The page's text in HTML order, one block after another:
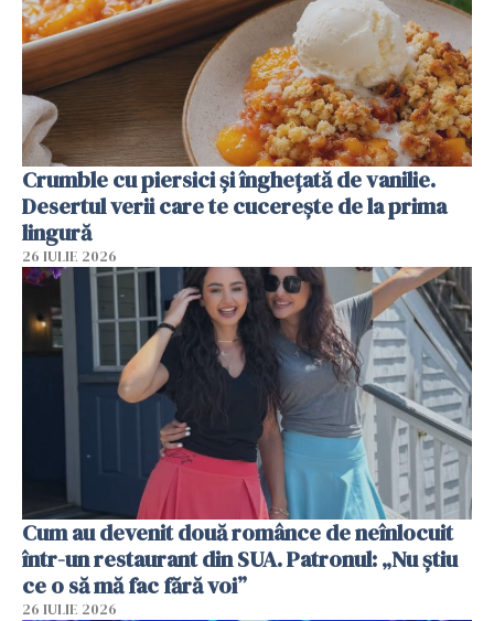
Crumble cu piersici și înghețată de vanilie.
Desertul verii care te cucerește de la prima
lingură
26 IULIE 2026
Cum au devenit două românce de neînlocuit
într-un restaurant din SUA. Patronul: „Nu știu
ce o să mă fac fără voi”
26 IULIE 2026